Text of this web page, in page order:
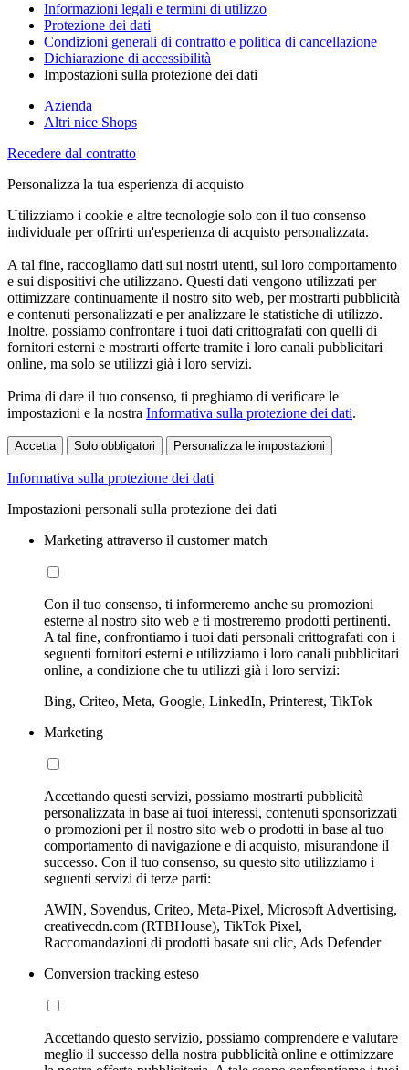
Informazioni legali e termini di utilizzo
Protezione dei dati
Condizioni generali di contratto e politica di cancellazione
Dichiarazione di accessibilità
Impostazioni sulla protezione dei dati
Azienda
Altri nice Shops
Recedere dal contratto
Personalizza la tua esperienza di acquisto
Utilizziamo i cookie e altre tecnologie solo con il tuo consenso
individuale per offrirti un'esperienza di acquisto personalizzata.
A tal fine, raccogliamo dati sui nostri utenti, sul loro comportamento
e sui dispositivi che utilizzano. Questi dati vengono utilizzati per
ottimizzare continuamente il nostro sito web, per mostrarti pubblicità
e contenuti personalizzati e per analizzare le statistiche di utilizzo.
Inoltre, possiamo confrontare i tuoi dati crittografati con quelli di
fornitori esterni e mostrarti offerte tramite i loro canali pubblicitari
online, ma solo se utilizzi già i loro servizi.
Prima di dare il tuo consenso, ti preghiamo di verificare le
impostazioni e la nostra Informativa sulla protezione dei dati.
Accetta Solo obbligatori Personalizza le impostazioni
Informativa sulla protezione dei dati
Impostazioni personali sulla protezione dei dati
Marketing attraverso il customer match
Con il tuo consenso, ti informeremo anche su promozioni
esterne al nostro sito web e ti mostreremo prodotti pertinenti.
A tal fine, confrontiamo i tuoi dati personali crittografati con i
seguenti fornitori esterni e utilizziamo i loro canali pubblicitari
online, a condizione che tu utilizzi già i loro servizi:
Bing, Criteo, Meta, Google, LinkedIn, Printerest, TikTok
Marketing
Accettando questi servizi, possiamo mostrarti pubblicità
personalizzata in base ai tuoi interessi, contenuti sponsorizzati
o promozioni per il nostro sito web o prodotti in base al tuo
comportamento di navigazione e di acquisto, misurandone il
successo. Con il tuo consenso, su questo sito utilizziamo i
seguenti servizi di terze parti:
AWIN, Sovendus, Criteo, Meta-Pixel, Microsoft Advertising,
creativecdn.com (RTBHouse), TikTok Pixel,
Raccomandazioni di prodotti basate sui clic, Ads Defender
Conversion tracking esteso
Accettando questo servizio, possiamo comprendere e valutare
meglio il successo della nostra pubblicità online e ottimizzare